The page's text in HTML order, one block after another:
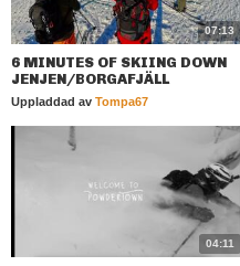
07:13
6 MINUTES OF SKIING DOWN
JENJEN/BORGAFJÄLL
Uppladdad av Tompa67
04:11